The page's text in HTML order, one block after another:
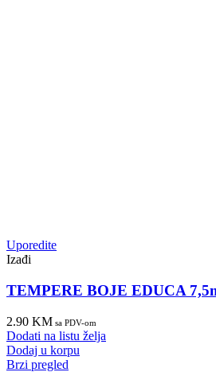
Uporedite
Izađi
TEMPERE BOJE EDUCA
2.90 KM sa PDV-om
Dodati na listu želja
Dodaj u korpu
Brzi pregled